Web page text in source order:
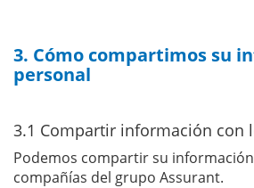
3. Cómo compartimos su
personal
3.1 Compartir información con
Podemos compartir su
compañías del grupo Assurant.